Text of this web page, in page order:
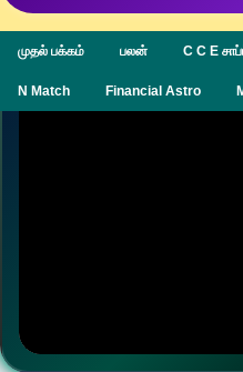
முதல் பக்கம் பலன் C C E
N Match Financial Astro